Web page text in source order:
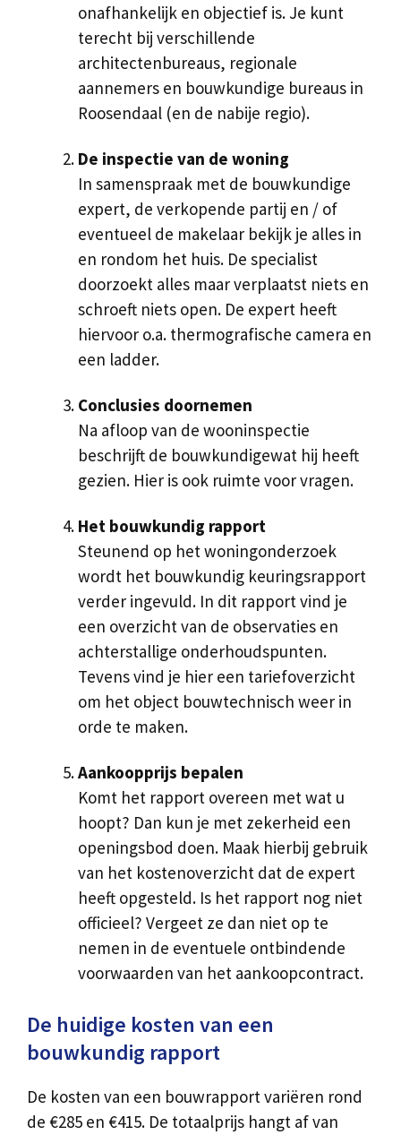
onafhankelijk en objectief is. Je kunt
terecht bij verschillende
architectenbureaus, regionale
aannemers en bouwkundige bureaus in
Roosendaal (en de nabije regio).
De inspectie van de woning
In samenspraak met de bouwkundige
expert, de verkopende partij en / of
eventueel de makelaar bekijk je alles in
en rondom het huis. De specialist
doorzoekt alles maar verplaatst niets en
schroeft niets open. De expert heeft
hiervoor o.a. thermografische camera en
een ladder.
Conclusies doornemen
Na afloop van de wooninspectie
beschrijft de bouwkundigewat hij heeft
gezien. Hier is ook ruimte voor vragen.
Het bouwkundig rapport
Steunend op het woningonderzoek
wordt het bouwkundig keuringsrapport
verder ingevuld. In dit rapport vind je
een overzicht van de observaties en
achterstallige onderhoudspunten.
Tevens vind je hier een tariefoverzicht
om het object bouwtechnisch weer in
orde te maken.
Aankoopprijs bepalen
Komt het rapport overeen met wat u
hoopt? Dan kun je met zekerheid een
openingsbod doen. Maak hierbij gebruik
van het kostenoverzicht dat de expert
heeft opgesteld. Is het rapport nog niet
officieel? Vergeet ze dan niet op te
nemen in de eventuele ontbindende
voorwaarden van het aankoopcontract.
De huidige kosten van een
bouwkundig rapport
De kosten van een bouwrapport variëren rond
de €285 en €415. De totaalprijs hangt af van